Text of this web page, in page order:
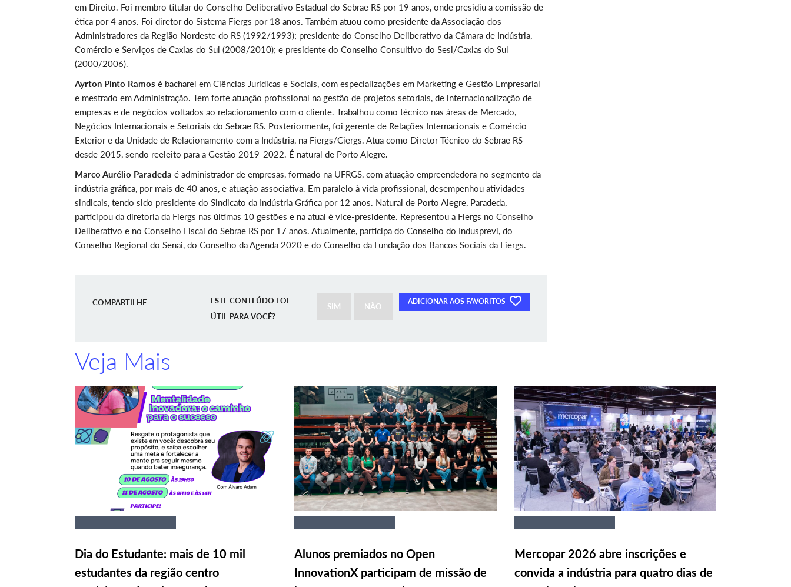
em Direito. Foi membro titular do Conselho Deliberativo Estadual do Sebrae RS por 19 anos, onde presidiu a comissão de
ética por 4 anos. Foi diretor do Sistema Fiergs por 18 anos. Também atuou como presidente da Associação dos
Administradores da Região Nordeste do RS (1992/1993); presidente do Conselho Deliberativo da Câmara de Indústria,
Comércio e Serviços de Caxias do Sul (2008/2010); e presidente do Conselho Consultivo do Sesi/Caxias do Sul
(2000/2006).
Ayrton Pinto Ramos é bacharel em Ciências Jurídicas e Sociais, com especializações em Marketing e Gestão Empresarial
e mestrado em Administração. Tem forte atuação profissional na gestão de projetos setoriais, de internacionalização de
empresas e de negócios voltados ao relacionamento com o cliente. Trabalhou como técnico nas áreas de Mercado,
Negócios Internacionais e Setoriais do Sebrae RS. Posteriormente, foi gerente de Relações Internacionais e Comércio
Exterior e da Unidade de Relacionamento com a Indústria, na Fiergs/Ciergs. Atua como Diretor Técnico do Sebrae RS
desde 2015, sendo reeleito para a Gestão 2019-2022. É natural de Porto Alegre.
Marco Aurélio Paradeda é administrador de empresas, formado na UFRGS, com atuação empreendedora no segmento da
indústria gráfica, por mais de 40 anos, e atuação associativa. Em paralelo à vida profissional, desempenhou atividades
sindicais, tendo sido presidente do Sindicato da Indústria Gráfica por 12 anos. Natural de Porto Alegre, Paradeda,
participou da diretoria da Fiergs nas últimas 10 gestões e na atual é vice-presidente. Representou a Fiergs no Conselho
Deliberativo e no Conselho Fiscal do Sebrae RS por 17 anos. Atualmente, participa do Conselho do Indusprevi, do
Conselho Regional do Senai, do Conselho da Agenda 2020 e do Conselho da Fundação dos Bancos Sociais da Fiergs.
COMPARTILHE ADICIONAR AOS FAVORITOS
ESTE CONTEÚDO FOI
ÚTIL PARA VOCÊ?
SIM NÃO
Veja Mais
Dia do Estudante: mais de 10 mil
estudantes da região centro
Alunos premiados no Open
InnovationX participam de missão de
Mercopar 2026 abre inscrições e
convida a indústria para quatro dias de